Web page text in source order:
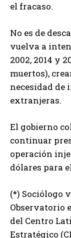
el fracaso.
No es de
vuelva a
2002, 2014 y
muertos),
necesidad de
extranjeras.
El gobierno
continuar
operación
dólares para
(*) Sociólogo
Observatorio
del Centro
Estratégico